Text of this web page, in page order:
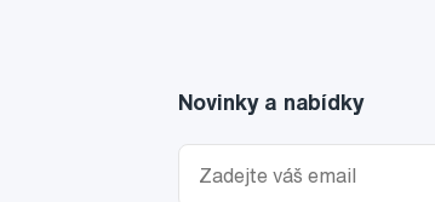
Novinky a nabídky